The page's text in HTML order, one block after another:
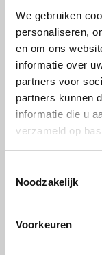
We gebruiken
personaliseren,
en om ons
informatie over
partners voor
partners kunnen
informatie die u
verzameld op
Noodzakelijk
Voorkeuren